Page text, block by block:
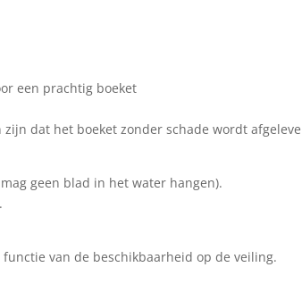
een prachtig boeket
dat het boeket zonder schade wordt
geen blad in het water hangen).
van de beschikbaarheid op de veiling.